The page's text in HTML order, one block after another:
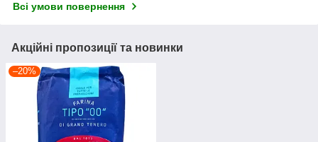
Всі умови повернення
Акційні пропозиції та новинки
–20%